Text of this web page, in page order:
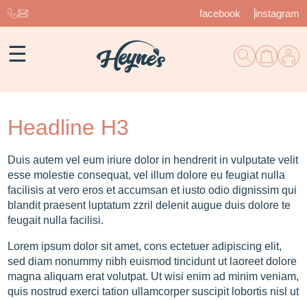
facebook instagram
☰
Headline H3
Duis autem vel eum iriure dolor in hendrerit in vulputate velit
esse molestie consequat, vel illum dolore eu feugiat nulla
facilisis at vero eros et accumsan et iusto odio dignissim qui
blandit praesent luptatum zzril delenit augue duis dolore te
feugait nulla facilisi.
Lorem ipsum dolor sit amet, cons ectetuer adipiscing elit,
sed diam nonummy nibh euismod tincidunt ut laoreet dolore
magna aliquam erat volutpat. Ut wisi enim ad minim veniam,
quis nostrud exerci tation ullamcorper suscipit lobortis nisl ut